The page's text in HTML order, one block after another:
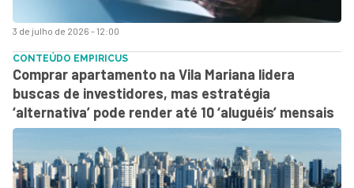
3 de julho de 2026 - 12:00
CONTEÚDO EMPIRICUS
Comprar apartamento na Vila Mariana lidera
buscas de investidores, mas estratégia
‘alternativa’ pode render até 10 ‘aluguéis’ mensais